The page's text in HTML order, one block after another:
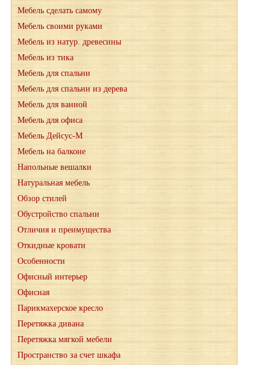
Мебель сделать самому
Мебель своими руками
Мебель из натур. древесины
Мебель из тика
Мебель для спальни
Мебель для спальни из дерева
Мебель для ванной
Мебель для офиса
Мебель Дейсус-М
Мебель на балконе
Напольные вешалки
Натуральная мебель
Обзор стилей
Обустройство спальни
Отличия и преимущества
Откидные кровати
Особенности
Офисный интерьер
Офисная
Парикмахерское кресло
Перетяжка дивана
Перетяжка мягкой мебели
Пространство за счет шкафа